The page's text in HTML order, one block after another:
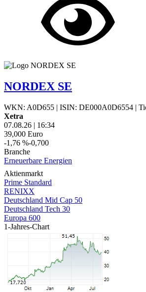
NORDEX SE
WKN: A0D655 | ISIN: DE000A0D6554 |
Xetra
07.08.26 | 16:34
39,000 Euro
-1,76 %-0,700
Branche
Erneuerbare Energien
Aktienmarkt
Prime Standard
RENIXX
Deutschland Mid Cap 50
Deutschland Tech 30
Europa 600
1-Jahres-Chart